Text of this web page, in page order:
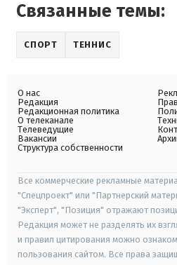
Связанные темы:
СПОРТ ТЕННИС
О нас
Редакция
Редакционная политика
О телеканале
Телеведущие
Вакансии
Структура собственности
Все коммерческие рекламные
"Спецпроект" или "Партнерский
"Эксперт", "Позиция" отражают
Редакция может не разделять их
и правил цитирования можно
пользования сайтом. Все права